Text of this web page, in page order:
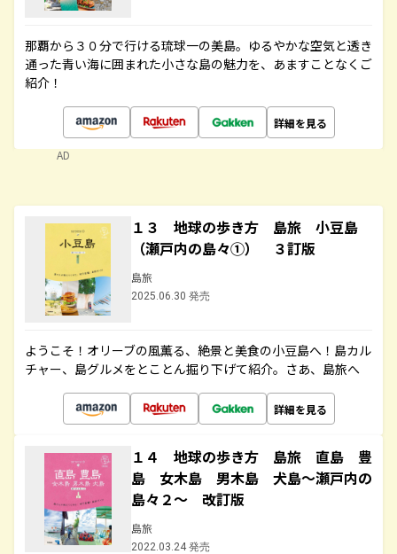
那覇から３０分で行ける琉球一の美島。ゆるやかな空気と透き
通った青い海に囲まれた小さな島の魅力を、あますことなくご
紹介！
詳細を見る
AD
１３ 地球の歩き方 島旅 小豆島
（瀬戸内の島々①） ３訂版
島旅
2025.06.30 発売
ようこそ！オリーブの風薫る、絶景と美食の小豆島へ！島カル
チャー、島グルメをとことん掘り下げて紹介。さあ、島旅へ
詳細を見る
１４ 地球の歩き方 島旅 直島 豊
島 女木島 男木島 犬島～瀬戸内の
島々２～ 改訂版
島旅
2022.03.24 発売